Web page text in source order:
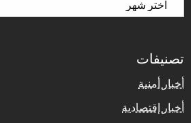
تصنيفات
أخبار أمنية
أخبار إقتصادية